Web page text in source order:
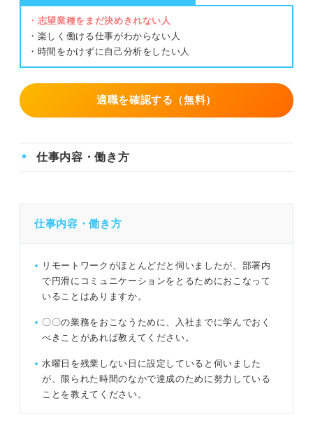
・志望業種をまだ決めきれない人
・楽しく働ける仕事がわからない人
・時間をかけずに自己分析をしたい人
適職を確認する（無料）
仕事内容・働き方
仕事内容・働き方
リモートワークがほとんどだと伺いましたが、部署内
で円滑にコミュニケーションをとるためにおこなって
いることはありますか。
〇〇の業務をおこなうために、入社までに学んでおく
べきことがあれば教えてください。
水曜日を残業しない日に設定していると伺いました
が、限られた時間のなかで達成のために努力している
ことを教えてください。